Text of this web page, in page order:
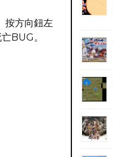
按方向鈕左
BUG。